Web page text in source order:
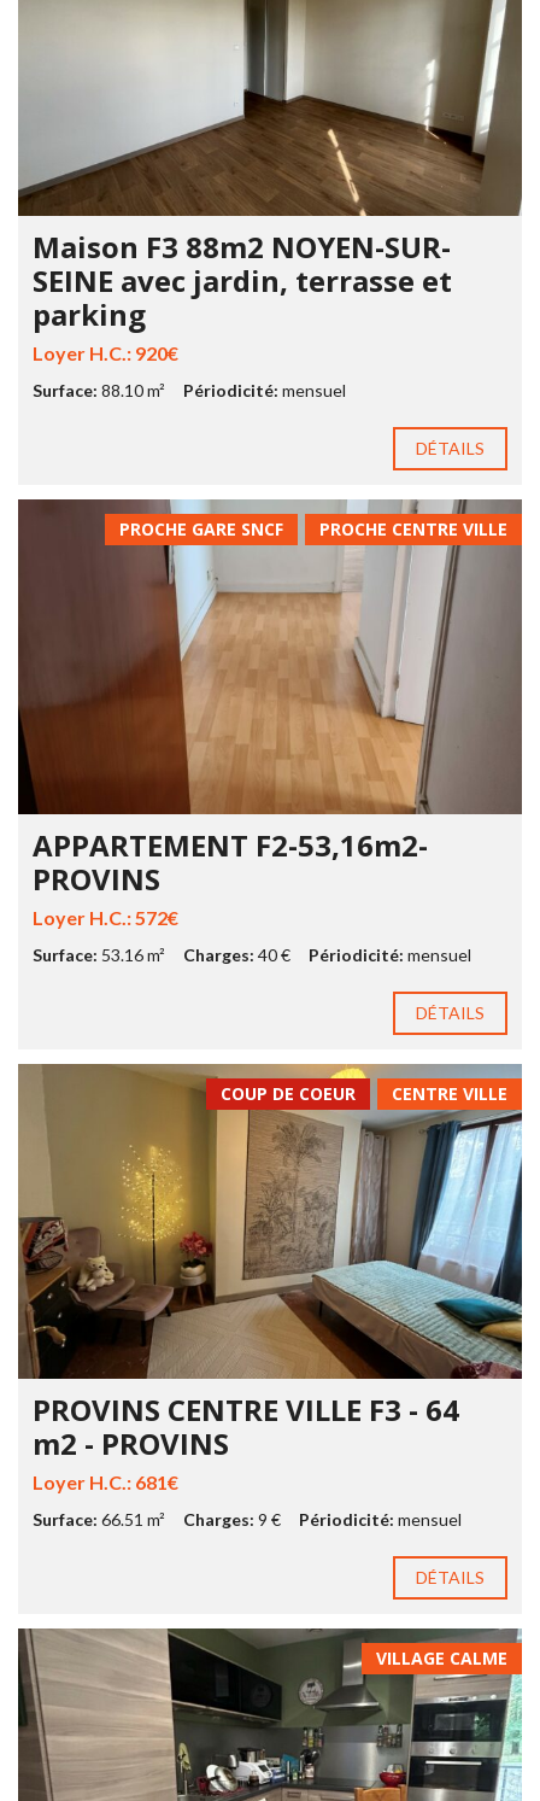
Maison F3 88m2 NOYEN-SUR-
SEINE avec jardin, terrasse et
parking
Loyer H.C.: 920€
Surface: 88.10 m² Périodicité: mensuel
DÉTAILS
PROCHE CENTRE VILLE
PROCHE GARE SNCF
APPARTEMENT F2-53,16m2-
PROVINS
Loyer H.C.: 572€
Surface: 53.16 m² Charges: 40 € Périodicité: mensuel
DÉTAILS
CENTRE VILLE
COUP DE COEUR
PROVINS CENTRE VILLE F3 - 64
m2 - PROVINS
Loyer H.C.: 681€
Surface: 66.51 m² Charges: 9 € Périodicité: mensuel
DÉTAILS
VILLAGE CALME